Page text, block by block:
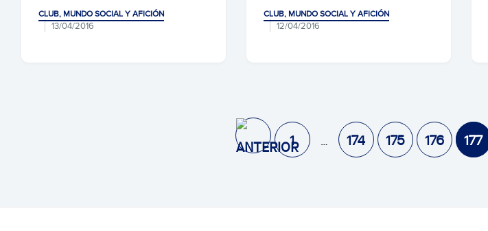
CLUB, MUNDO SOCIAL Y AFICIÓN
13/04/2016
CLUB, MUNDO SOCIAL Y AFICIÓN
12/04/2016
1 174 175 176 177